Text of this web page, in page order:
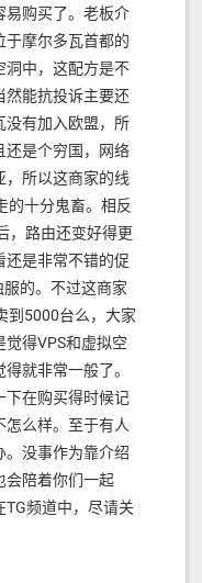
易购买了。老板介
于摩尔多瓦首都的
洞中，这配方是不
然能抗投诉主要还
没有加入欧盟，所
还是个穷国，网络
，所以这商家的线
的十分鬼畜。相反
，路由还变好得更
还是非常不错的促
的。不过这商家
到5000台么，大家
得VPS和虚拟空
就非常一般了。
下在购买得时候记
么样。至于有人
。没事作为靠介绍
会陪着你们一起
频道中，尽请关